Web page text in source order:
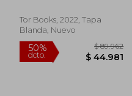
Tor Books, 2022, Tapa
Blanda, Nuevo